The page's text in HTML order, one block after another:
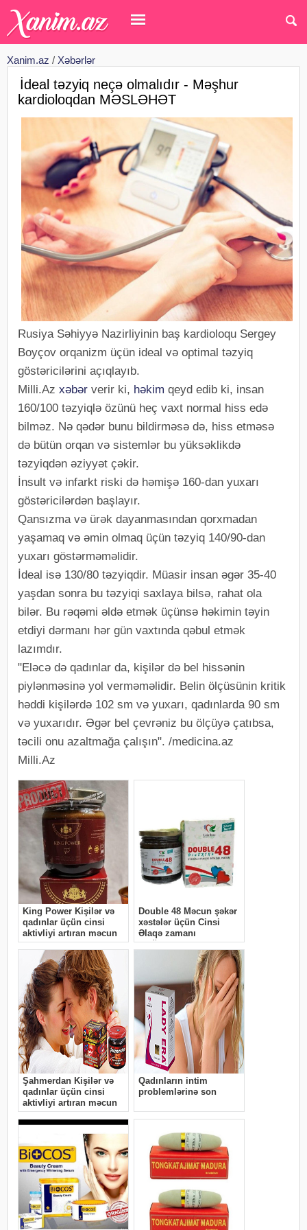
Xanim.az / Xəbərlər
İdeal təzyiq neçə olmalıdır - Məşhur
kardioloqdan MƏSLƏHƏT
Rusiya Səhiyyə Nazirliyinin baş kardioloqu Sergey
Boyçov orqanizm üçün ideal və optimal təzyiq
göstəricilərini açıqlayıb.
Milli.Az xəbər verir ki, həkim qeyd edib ki, insan
160/100 təzyiqlə özünü heç vaxt normal hiss edə
bilməz. Nə qədər bunu bildirməsə də, hiss etməsə
də bütün orqan və sistemlər bu yüksəklikdə
təzyiqdən əziyyət çəkir.
İnsult və infarkt riski də həmişə 160-dan yuxarı
göstəricilərdən başlayır.
Qansızma və ürək dayanmasından qorxmadan
yaşamaq və əmin olmaq üçün təzyiq 140/90-dan
yuxarı göstərməməlidir.
İdeal isə 130/80 təzyiqdir. Müasir insan əgər 35-40
yaşdan sonra bu təzyiqi saxlaya bilsə, rahat ola
bilər. Bu rəqəmi əldə etmək üçünsə həkimin təyin
etdiyi dərmanı hər gün vaxtında qəbul etmək
lazımdır.
"Eləcə də qadınlar da, kişilər də bel hissənin
piylənməsinə yol verməməlidir. Belin ölçüsünin kritik
həddi kişilərdə 102 sm və yuxarı, qadınlarda 90 sm
və yuxarıdır. Əgər bel çevrəniz bu ölçüyə çatıbsa,
təcili onu azaltmağa çalışın". /medicina.az
Milli.Az